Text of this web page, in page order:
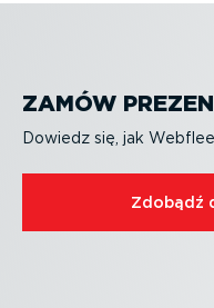
ZAMÓW
Dowiedz się, jak
Zdobądź